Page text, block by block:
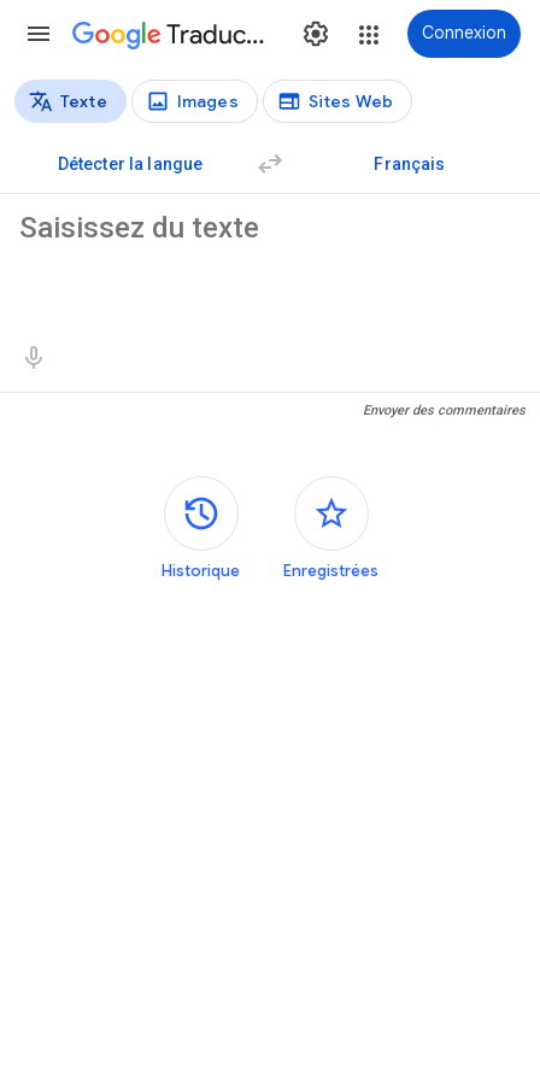
Traduction Connexion
Types de traductions
Texte Images Sites Web
Détecter la langue Français
Envoyer des commentaires
Panneaux latéraux
Historique Enregistrées